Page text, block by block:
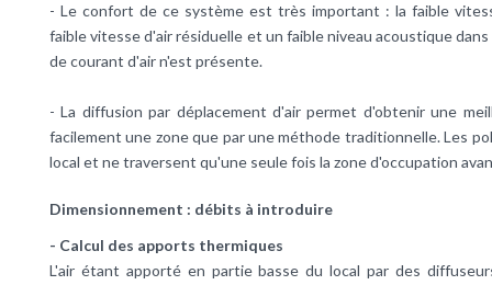
- Le confort de ce système est très important : la faible
faible vitesse d'air résiduelle et un faible niveau acoustique
de courant d'air n'est présente.
- La diffusion par déplacement d'air permet d'obtenir une
facilement une zone que par une méthode traditionnelle. Les
local et ne traversent qu'une seule fois la zone d'occupation
Dimensionnement : débits à introduire
- Calcul des apports thermiques
L'air étant apporté en partie basse du local par des